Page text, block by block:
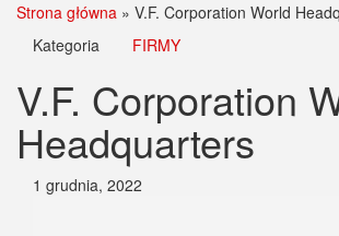
Strona główna » V.F. Corporation World
Kategoria
FIRMY
V.F. Corporation
Headquarters
1 grudnia, 2022